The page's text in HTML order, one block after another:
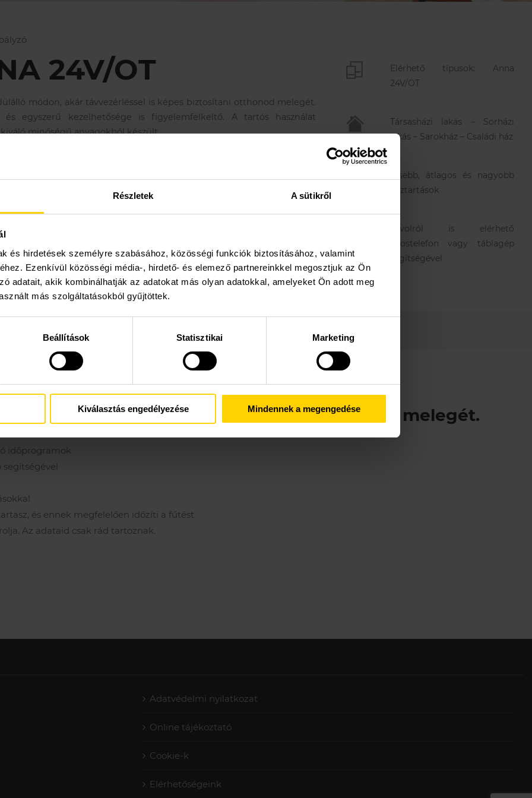
Részletek A sütikről
és hirdetések személyre szabásához, közösségi funkciók biztosításához, valamint
Ezenkívül közösségi média-, hirdető- és elemező partnereinkkel megosztjuk az Ön
adatait, akik kombinálhatják az adatokat más olyan adatokkal, amelyeket Ön adott meg
más szolgáltatásokból gyűjtöttek.
Beállítások Statisztikai Marketing
Kiválasztás engedélyezése Mindennek a megengedése
24V/OT
módon, akár távvezérléssel is képes biztosítani otthonod melegét.
és egyszerű kezelhetősége is figyelemfelkeltő. A tartós használat
minőségű anyagokból készült.
alkalmas Open Therm vezérlésű kazánokkal történő együttműködésre,
On/Off kapcsolatra is.
Elérhető típusok: Anna
24V/OT
Társasházi lakás – Sorházi
lakás – Sarokház – Családi ház
Kisebb, átlagos és nagyobb
háztartások
Távolról is elérhető
okostelefon vagy táblagép
segítségével
távvezérléssel is képes biztosítani otthonod melegét.
időprogramok
és ennek megfelelően időzíti a fűtést
Az adataid csak rád tartoznak.
Adatvédelmi nyilatkozat
Online tájékoztató
Cookie-k
Elérhetőségeink